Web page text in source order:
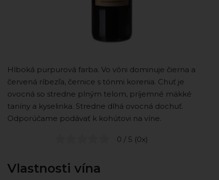
Hlboká purpurová farba. Vo vôni dominuje čierna a
červená ríbezľa, černice s tónmi korenia. Chuť je
ovocná so stredne plným telom, príjemné mäkké
taníny a kyselinka. Stredne dlhá ovocná dochuť.
Odporúčame podávať k kohútovi na víne.
0 / 5 (0x)
Vlastnosti vína